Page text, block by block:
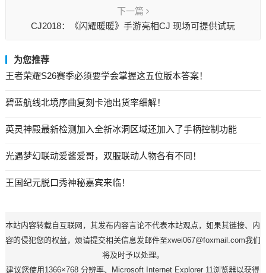
下一篇
CJ2018：《闪耀暖暖》手游亮相CJ 现场可提供试玩
为您推荐
王者荣耀S26赛季必须要学会掌握这五位版本答案！
碧蓝航线北境序曲复刻卡池出货率细解！
英灵神殿最新检测加入全新冰洞区域还加入了手柄控制功能
光遇梦幻联动爱酱爱哥，双服联动人物各有不同！
王国纪元脱口秀神秘嘉宾来临！
本站内容转载自互联网，其发布内容言论不代表本站观点，如果其链接、内
容的侵犯您的权益，烦请提交相关信息发邮件至xwei067@foxmail.com我们
将及时予以处理。
建议您使用1366×768 分辨率、Microsoft Internet Explorer 11浏览器以获得